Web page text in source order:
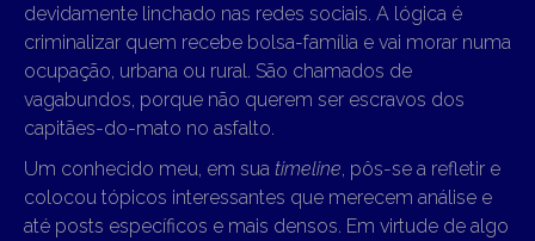
devidamente linchado nas redes sociais. A lógica é
criminalizar quem recebe bolsa-família e vai morar numa
ocupação, urbana ou rural. São chamados de
vagabundos, porque não querem ser escravos dos
capitães-do-mato no asfalto.
Um conhecido meu, em sua timeline , pôs-se a refletir e
colocou tópicos interessantes que merecem análise e
até posts específicos e mais densos. Em virtude de algo